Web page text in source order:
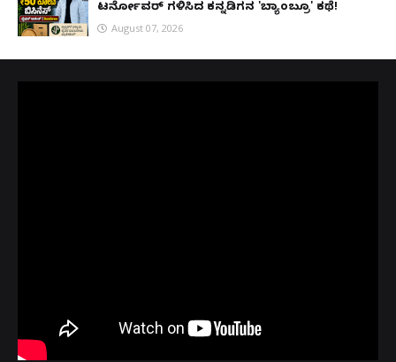
ಟರ್ನೋವರ್ ಗಳಿಸಿದ ಕನ್ನಡಿಗನ 'ಬ್ಯಾಂಬ್ರೂ' ಕಥೆ!
August 07, 2026